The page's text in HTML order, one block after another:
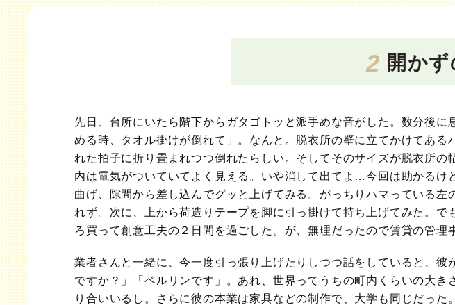
2 開か
先日、台所にいたら階下からガタゴトッと派手めな音がした。数分後
める時、タオル掛けが倒れて」。なんと。脱衣所の壁に立てかけてあ
れた拍子に折り畳まれつつ倒れたらしい。そしてそのサイズが脱衣所
内は電気がついていてよく見える。いや消して出てよ…今回は助かる
曲げ、隙間から差し込んでグッと上げてみる。がっちりハマっている
れず。次に、上から荷造りテープを脚に引っ掛けて持ち上げてみた。
ろ買って創意工夫の２日間を過ごした。が、無理だったので賃貸の管理
業者さんと一緒に、今一度引っ張り上げたりしつつ話をしていると、
ですか？」「ベルリンです」。あれ、世界ってうちの町内くらいの大
り合いいるし。さらに彼の本業は家具などの制作で、大学も同じだっ